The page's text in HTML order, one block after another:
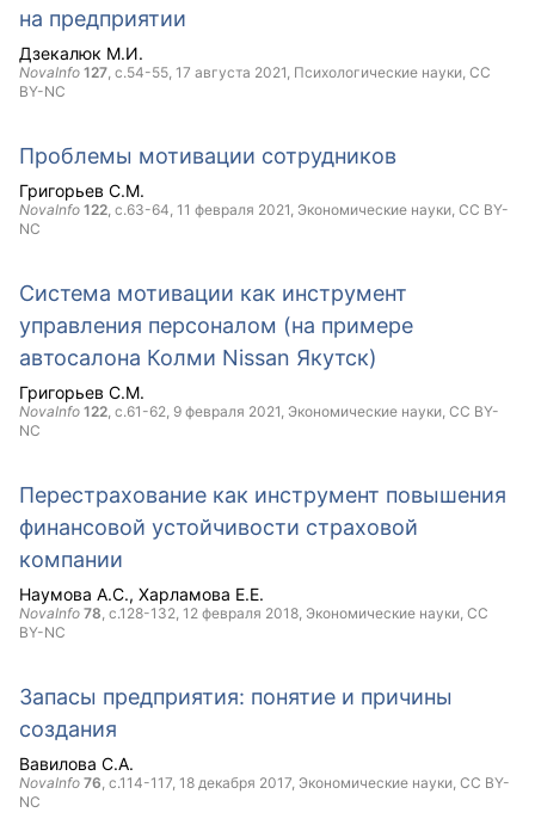
на предприятии
Дзекалюк М.И.
NovaInfo 127, с.54-55, 17 августа 2021, Психологические науки, CC
BY-NC
Проблемы мотивации сотрудников
Григорьев С.М.
NovaInfo 122, с.63-64, 11 февраля 2021, Экономические науки, CC BY-
NC
Система мотивации как инструмент
управления персоналом (на примере
автосалона Колми Nissan Якутск)
Григорьев С.М.
NovaInfo 122, с.61-62, 9 февраля 2021, Экономические науки, CC BY-
NC
Перестрахование как инструмент повышения
финансовой устойчивости страховой
компании
Наумова А.С. Харламова Е.Е.
NovaInfo 78, с.128-132, 12 февраля 2018, Экономические науки, CC
BY-NC
Запасы предприятия: понятие и причины
создания
Вавилова С.А.
NovaInfo 76, с.114-117, 18 декабря 2017, Экономические науки, CC BY-
NC